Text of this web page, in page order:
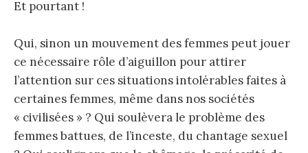
Et pourtant !
Qui, sinon un mouvement des femmes peut jouer
ce nécessaire rôle d’aiguillon pour attirer
l’attention sur ces situations intolérables faites à
certaines femmes, même dans nos sociétés
« civilisées » ? Qui soulèvera le problème des
femmes battues, de l’inceste, du chantage sexuel